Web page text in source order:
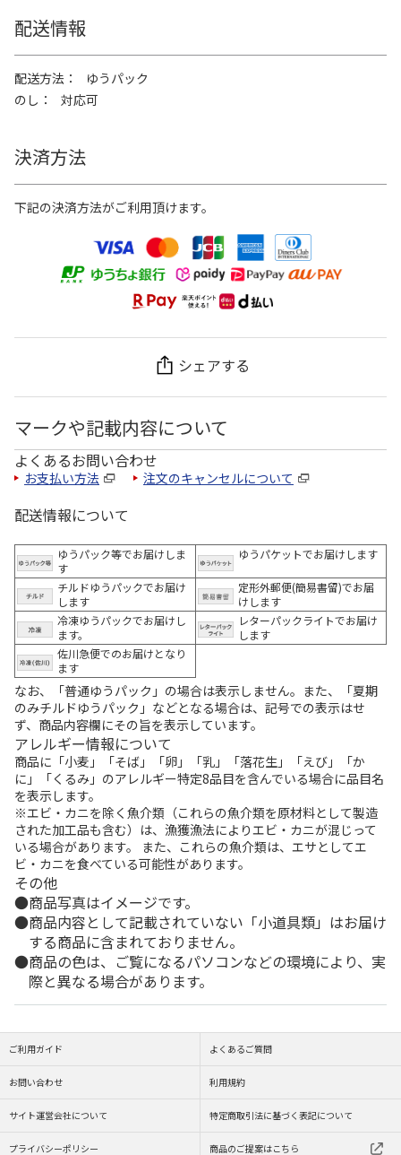
配送情報
配送方法
ゆうパック
のし
対応可
決済方法
下記の決済方法がご利用頂けます。
シェアする
マークや記載内容について
よくあるお問い合わせ
お支払い方法 注文のキャンセルについて
配送情報について
ゆうパック等でお届けしま
す
ゆうパケットでお届けします
チルドゆうパックでお届け
します
定形外郵便(簡易書留)でお届
けします
冷凍ゆうパックでお届けし
ます。
レターパックライトでお届け
します
佐川急便でのお届けとなり
ます
なお、「普通ゆうパック」の場合は表示しません。また、「夏期
のみチルドゆうパック」などとなる場合は、記号での表示はせ
ず、商品内容欄にその旨を表示しています。
アレルギー情報について
商品に「小麦」「そば」「卵」「乳」「落花生」「えび」「か
に」「くるみ」のアレルギー特定8品目を含んでいる場合に品目名
を表示します。
※エビ・カニを除く魚介類（これらの魚介類を原材料として製造
された加工品も含む）は、漁獲漁法によりエビ・カニが混じって
いる場合があります。 また、これらの魚介類は、エサとしてエ
ビ・カニを食べている可能性があります。
その他
商品写真はイメージです。
商品内容として記載されていない「小道具類」はお届け
する商品に含まれておりません。
商品の色は、ご覧になるパソコンなどの環境により、実
際と異なる場合があります。
ご利用ガイド よくあるご質問
お問い合わせ 利用規約
サイト運営会社について 特定商取引法に基づく表記について
プライバシーポリシー 商品のご提案はこちら